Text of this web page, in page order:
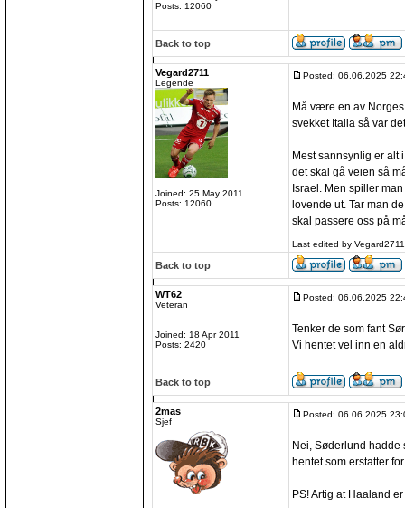
Posts: 12060
Back to top
Vegard2711
Legende
Joined: 25 May 2011
Posts: 12060
Posted: 06.06.2025
Må være en av
svekket Italia så var
Mest sannsynlig er alt
det skal gå veien så
Israel. Men spiller
lovende ut. Tar man
skal passere oss på
Last edited by
Back to top
WT62
Veteran
Joined: 18 Apr 2011
Posts: 2420
Posted: 06.06.2025
Tenker de som fant
Vi hentet vel inn en
Back to top
2mas
Sjef
Posted: 06.06.2025
Nei, Søderlund hadde
hentet som erstatter
PS! Artig at Haaland